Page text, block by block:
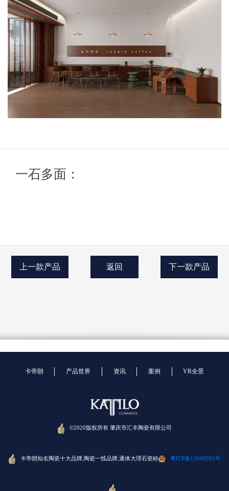
一石多面：
上一款产品 返回 下一款产品
卡帝朗 产品世界 资讯 案例 VR全景
©2020版权所有 肇庆市汇丰陶瓷有限公司
卡帝朗知名陶瓷十大品牌,陶瓷一线品牌,通体大理石瓷砖 粤ICP备15049585号